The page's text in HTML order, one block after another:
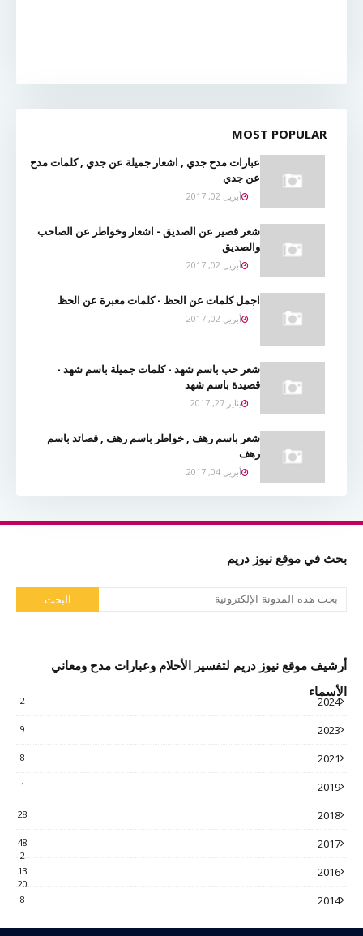
MOST POPULAR
عبارات مدح جدي , اشعار جميلة عن جدي , كلمات مدح
عن جدي
أبريل 02, 2017
شعر قصير عن الصديق - اشعار وخواطر عن الصاحب
والصديق
أبريل 02, 2017
اجمل كلمات عن الحظ - كلمات معبرة عن الحظ
أبريل 02, 2017
شعر حب باسم شهد - كلمات جميلة باسم شهد -
قصيدة باسم شهد
يناير 27, 2017
شعر باسم رهف , خواطر باسم رهف , قصائد باسم
رهف
أبريل 04, 2017
بحث في موقع نيوز دريم
أرشيف موقع نيوز دريم لتفسير الأحلام وعبارات مدح ومعاني
الأسماء
2024
2
2023
9
2021
8
2019
1
2018
28
2017
48
2
2016
13
20
2014
8